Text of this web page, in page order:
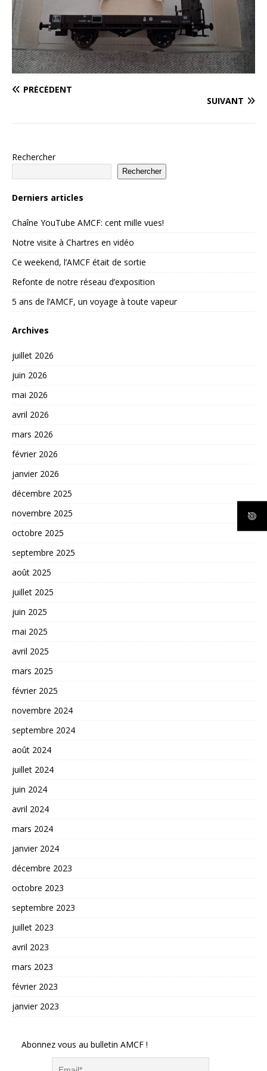
PRÉCÉDENT
SUIVANT
Rechercher
Rechercher
Derniers articles
Chaîne YouTube AMCF: cent mille vues!
Notre visite à Chartres en vidéo
Ce weekend, l’AMCF était de sortie
Refonte de notre réseau d’exposition
5 ans de l’AMCF, un voyage à toute vapeur
Archives
juillet 2026
juin 2026
mai 2026
avril 2026
mars 2026
février 2026
janvier 2026
décembre 2025
novembre 2025
octobre 2025
septembre 2025
août 2025
juillet 2025
juin 2025
mai 2025
avril 2025
mars 2025
février 2025
novembre 2024
septembre 2024
août 2024
juillet 2024
juin 2024
avril 2024
mars 2024
janvier 2024
décembre 2023
octobre 2023
septembre 2023
juillet 2023
avril 2023
mars 2023
février 2023
janvier 2023
Abonnez vous au bulletin AMCF !